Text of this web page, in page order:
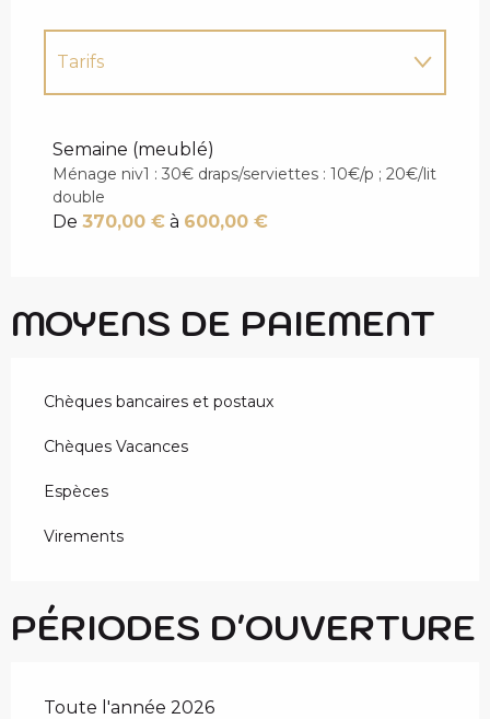
Tarifs
Semaine (meublé)
Ménage niv1 : 30€ draps/serviettes : 10€/p ; 20€/lit
double
De 370,00 € à 600,00 €
MOYENS DE PAIEMENT
Chèques bancaires et postaux
Chèques Vacances
Espèces
Virements
PÉRIODES D'OUVERTURE
Toute l'année 2026